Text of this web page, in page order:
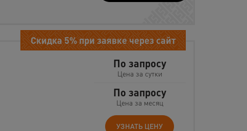
Скидка 5% при заявке через сайт
По запросу
Цена за сутки
По запросу
Цена за месяц
УЗНАТЬ ЦЕНУ